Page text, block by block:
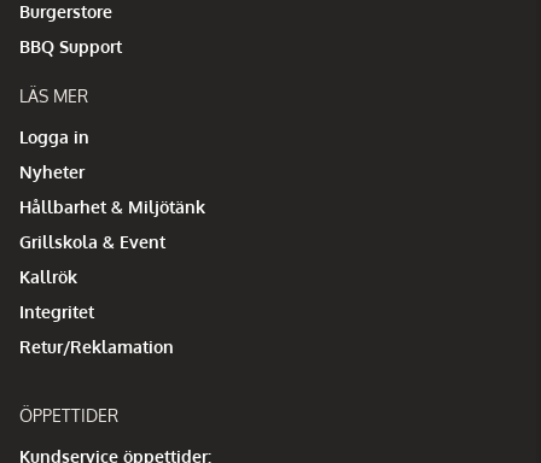
Burgerstore
BBQ Support
LÄS MER
Logga in
Nyheter
Hållbarhet & Miljötänk
Grillskola & Event
Kallrök
Integritet
Retur/Reklamation
ÖPPETTIDER
Kundservice öppettider: